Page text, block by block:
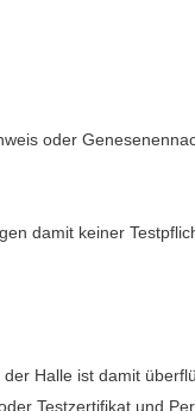
oder
damit keiner
Halle ist damit
Testzertifikat und